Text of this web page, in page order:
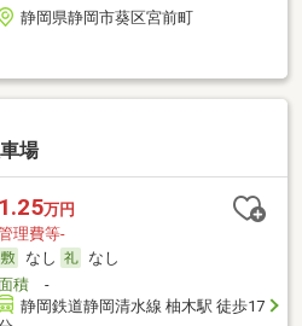
静岡県静岡市葵区宮前町
場
1.25万円
理費等-
なし
なし
積-
静岡鉄道静岡清水線 柚木駅 徒歩17